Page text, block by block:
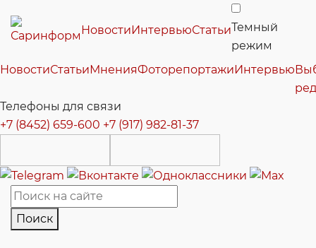
НовостиИнтервьюСтатьиТемный
режим
НовостиСтатьиМненияФоторепортажиИнтервью
Телефоны для связи
+7 (8452) 659-600 +7 (917) 982-81-37
Поиск